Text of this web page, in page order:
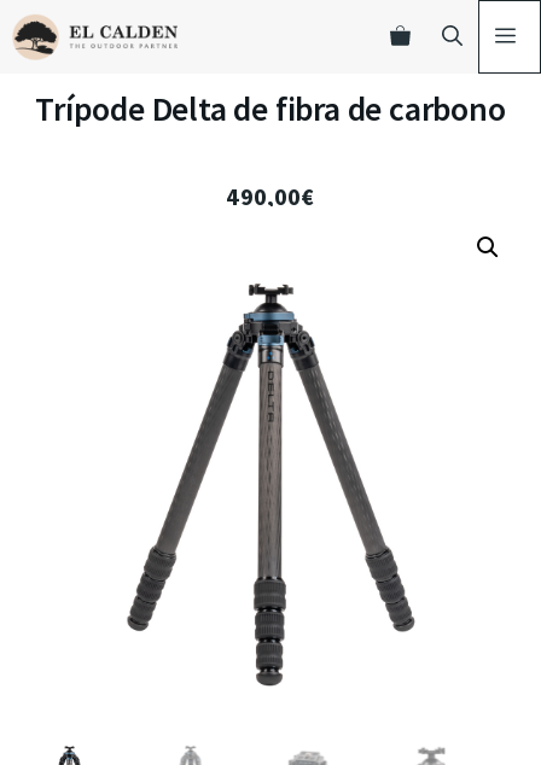
Trípode Delta de fibra de carbono
490,00€